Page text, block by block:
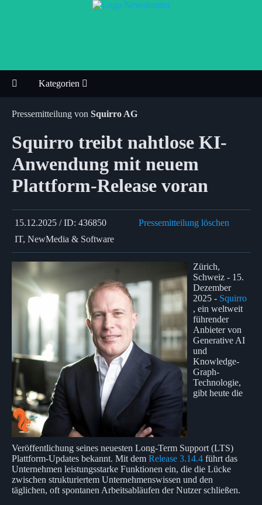
Kategorien
Pressemitteilung von Squirro AG
Squirro treibt nahtlose KI-
Anwendung mit neuem
Plattform-Release voran
15.12.2025 / ID: 436850
Pressemitteilung löschen
IT, NewMedia & Software
Zürich,
Schweiz - 15.
Dezember
2025 - Squirro
, ein weltweit
führender
Anbieter von
Generative AI
und
Knowledge-
Graph-
Technologie,
gibt heute die
Veröffentlichung seines neuesten Long-Term Support (LTS)
Plattform-Updates bekannt. Mit dem Release 3.14.4 führt das
Unternehmen leistungsstarke Funktionen ein, die die Lücke
zwischen strukturiertem Unternehmenswissen und den
täglichen, oft spontanen Arbeitsabläufen der Nutzer schließen.